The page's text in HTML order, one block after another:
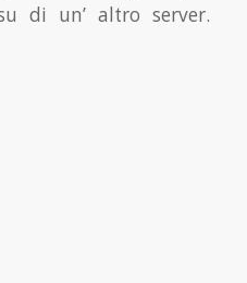
di un’ altro server.